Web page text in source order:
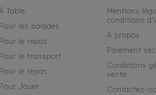
Table
Pour les balades
Pour le repos
Pour le transport
Pour le repas
Pour Jouer
Mentions
conditions
A propos
Paiement
Conditions
vente
Contactez-